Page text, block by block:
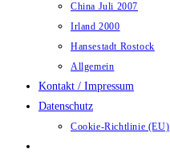
China Juli 2007
Irland 2000
Hansestadt Rostock
Allgemein
Kontakt / Impressum
Datenschutz
Cookie-Richtlinie (EU)